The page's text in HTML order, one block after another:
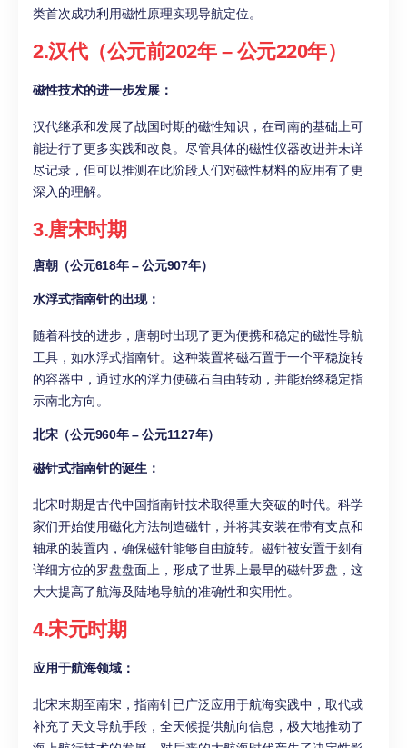
类首次成功利用磁性原理实现导航定位。
2.汉代（公元前202年 – 公元220年）
磁性技术的进一步发展：
汉代继承和发展了战国时期的磁性知识，在司南的基础上可
能进行了更多实践和改良。尽管具体的磁性仪器改进并未详
尽记录，但可以推测在此阶段人们对磁性材料的应用有了更
深入的理解。
3.唐宋时期
唐朝（公元618年 – 公元907年）
水浮式指南针的出现：
随着科技的进步，唐朝时出现了更为便携和稳定的磁性导航
工具，如水浮式指南针。这种装置将磁石置于一个平稳旋转
的容器中，通过水的浮力使磁石自由转动，并能始终稳定指
示南北方向。
北宋（公元960年 – 公元1127年）
磁针式指南针的诞生：
北宋时期是古代中国指南针技术取得重大突破的时代。科学
家们开始使用磁化方法制造磁针，并将其安装在带有支点和
轴承的装置内，确保磁针能够自由旋转。磁针被安置于刻有
详细方位的罗盘盘面上，形成了世界上最早的磁针罗盘，这
大大提高了航海及陆地导航的准确性和实用性。
4.宋元时期
应用于航海领域：
北宋末期至南宋，指南针已广泛应用于航海实践中，取代或
补充了天文导航手段，全天候提供航向信息，极大地推动了